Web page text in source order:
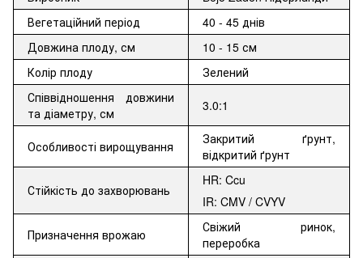
Вегетаційний період
40 - 45 днів
Довжина плоду, см
10 - 15 см
Колір плоду
Зелений
Співвідношення довжини
та діаметру, см
3.0:1
Особливості вирощування
Закритий ґрунт,
відкритий ґрунт
Стійкість до захворювань
HR: Ccu
IR: CMV / CVYV
Призначення врожаю
Свіжий ринок,
переробка